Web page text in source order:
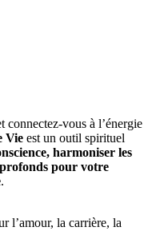
connectez-vous à l’énergie
Vie est un outil spirituel
harmoniser les
profonds pour votre
.
l’amour, la carrière, la